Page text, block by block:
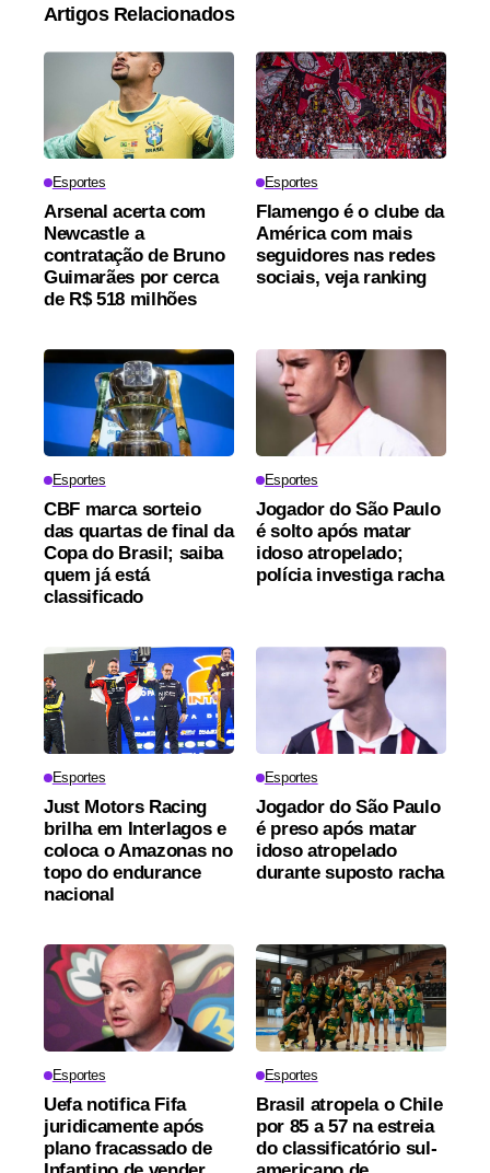
Artigos Relacionados
Esportes
Arsenal acerta com
Newcastle a
contratação de Bruno
Guimarães por cerca
de R$ 518 milhões
Esportes
Flamengo é o clube da
América com mais
seguidores nas redes
sociais, veja ranking
Esportes
CBF marca sorteio
das quartas de final da
Copa do Brasil; saiba
quem já está
classificado
Esportes
Jogador do São Paulo
é solto após matar
idoso atropelado;
polícia investiga racha
Esportes
Just Motors Racing
brilha em Interlagos e
coloca o Amazonas no
topo do endurance
nacional
Esportes
Jogador do São Paulo
é preso após matar
idoso atropelado
durante suposto racha
Esportes
Uefa notifica Fifa
juridicamente após
plano fracassado de
Esportes
Brasil atropela o Chile
por 85 a 57 na estreia
do classificatório sul-